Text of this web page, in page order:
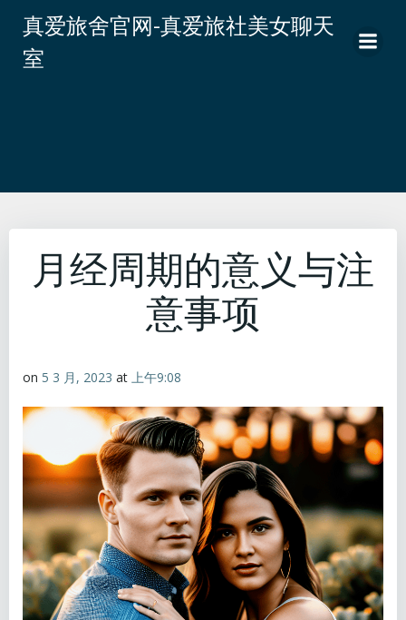
转
真爱旅舍官网-真爱旅社美女聊天
室
月经周期的意义与注
意事项
on 5 3 月, 2023 at 上午9:08